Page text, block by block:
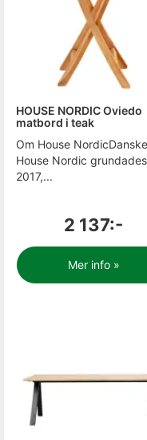
HOUSE NORDIC Oviedo
matbord i teak
Om House NordicDanske
House Nordic grundades
2017,...
2 137:-
Mer info »